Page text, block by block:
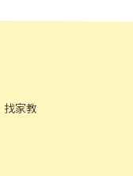
找家教